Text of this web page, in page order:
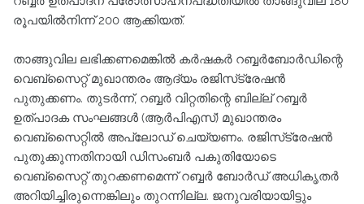
രൂപയിൽനിന്ന് 200 ആക്കിയത്.
താങ്ങുവില ലഭിക്കണമെങ്കിൽ കർഷകർ റബ്ബർബോർഡിന്റെ
വെബ്സൈറ്റ് മുഖാന്തരം ആദ്യം രജിസ്‌ട്രേഷൻ
പുതുക്കണം. തുടർന്ന്, റബ്ബർ വിറ്റതിന്റെ ബില്ല് റബ്ബർ
ഉത്പാദക സംഘങ്ങൾ (ആർപിഎസ്) മുഖാന്തരം
വെബ്സൈറ്റിൽ അപ്‌ലോഡ് ചെയ്യണം. രജിസ്‌ട്രേഷൻ
പുതുക്കുന്നതിനായി ഡിസംബർ പകുതിയോടെ
വെബ്സൈറ്റ് തുറക്കണമെന്ന് റബ്ബർ ബോർഡ് അധികൃതർ
അറിയിച്ചിരുന്നെങ്കിലും തുറന്നില്ല. ജനുവരിയായിട്ടും